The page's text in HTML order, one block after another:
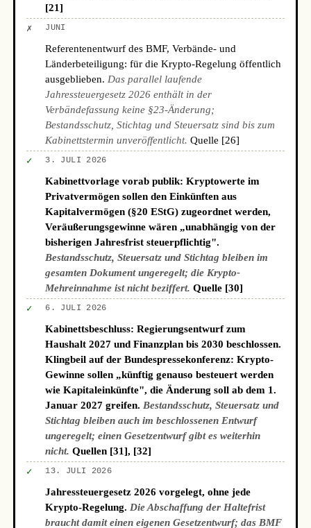
[21]
✗ JUNI
Referentenentwurf des BMF, Verbände- und
Länderbeteiligung: für die Krypto-Regelung öffentlich
ausgeblieben. Das parallel laufende
Jahressteuergesetz 2026 enthält in der
Verbändefassung keine §23-Änderung;
Bestandsschutz, Stichtag und Steuersatz sind bis zum
Kabinettstermin unveröffentlicht. Quelle [26]
✓ 3. JULI 2026
Kabinettvorlage vorab publik: Kryptowerte im
Privatvermögen sollen den Einkünften aus
Kapitalvermögen (§20 EStG) zugeordnet werden,
Veräußerungsgewinne wären „unabhängig von der
bisherigen Jahresfrist steuerpflichtig".
Bestandsschutz, Steuersatz und Stichtag bleiben im
gesamten Dokument ungeregelt; die Krypto-
Mehreinnahme ist nicht beziffert. Quelle [30]
✓ 6. JULI 2026
Kabinettsbeschluss: Regierungsentwurf zum
Haushalt 2027 und Finanzplan bis 2030 beschlossen.
Klingbeil auf der Bundespressekonferenz: Krypto-
Gewinne sollen „künftig genauso besteuert werden
wie Kapitaleinkünfte", die Änderung soll ab dem 1.
Januar 2027 greifen. Bestandsschutz, Steuersatz und
Stichtag bleiben auch im beschlossenen Entwurf
ungeregelt; einen Gesetzentwurf gibt es weiterhin
nicht. Quellen [31], [32]
✓ 13. JULI 2026
Jahressteuergesetz 2026 vorgelegt, ohne jede
Krypto-Regelung. Die Abschaffung der Haltefrist
braucht damit einen eigenen Gesetzentwurf; das BMF